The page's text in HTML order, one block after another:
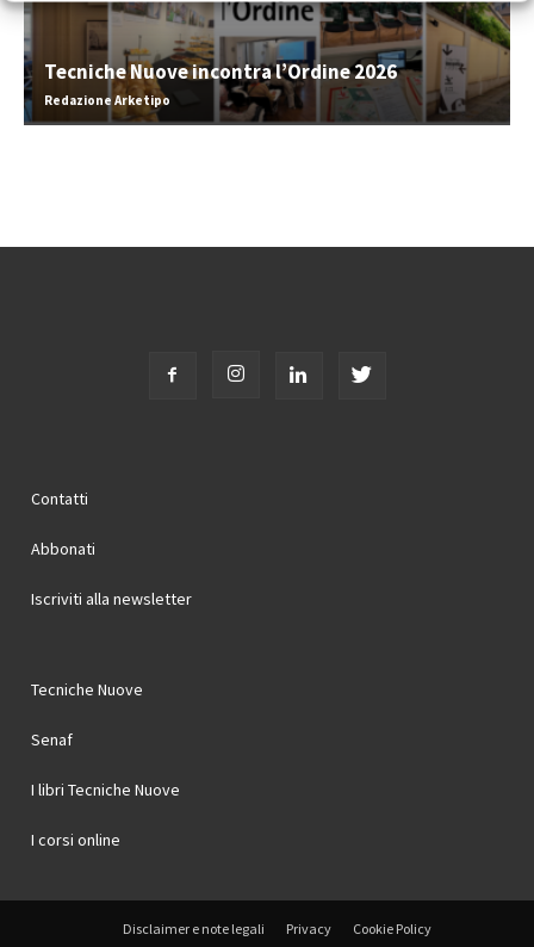
Tecniche Nuove incontra l’Ordine 2026
Redazione Arketipo
Contatti
Abbonati
Iscriviti alla newsletter
Tecniche Nuove
Senaf
I libri Tecniche Nuove
I corsi online
Disclaimer e note legali Privacy Cookie Policy